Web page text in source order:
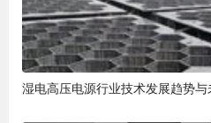
湿电高压电源行业技术发展趋势